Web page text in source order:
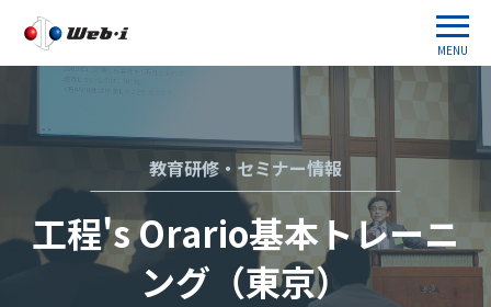
MENU
教育研修・セミナー情報
工程's Orario基本トレーニ
ング（東京）